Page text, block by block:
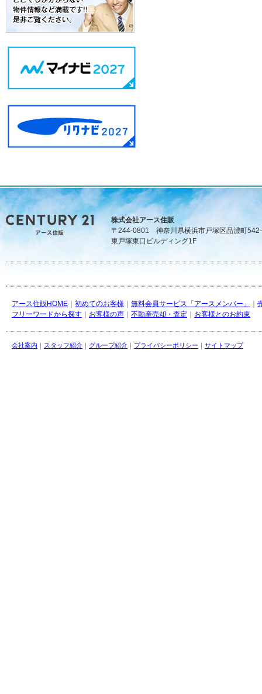
株式会社アース住販
〒244-0801 神奈川県横浜市戸塚区品濃町
東戸塚東口ビルディング1F
アース住販HOME 初めてのお客様 無料会員サービス「アースメンバー」
フリーワードから探す
お客様の声 不動産売却・査定 お客様とのお約束
会社案内 スタッフ紹介 グループ紹介 プライバシーポリシー サイトマップ